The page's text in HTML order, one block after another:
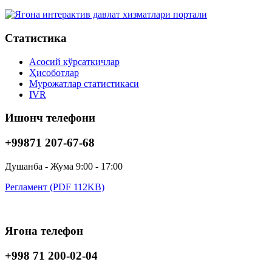
Статистика
Асосий кўрсаткичлар
Ҳисоботлар
Мурожатлар статистикаси
IVR
Ишонч телефони
+99871 207-67-68
Душанба - Жума 9:00 - 17:00
Регламент (PDF 112KB)
Ягона телефон
+998 71 200-02-04